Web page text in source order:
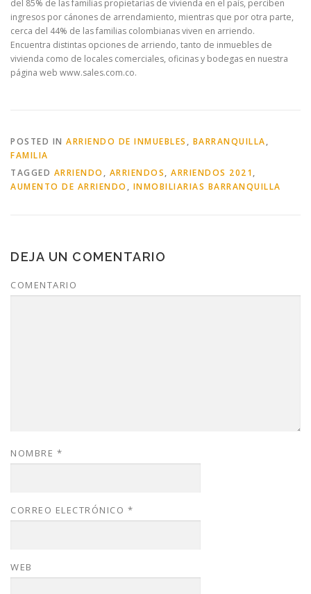
del 85% de las familias propietarias de vivienda en el país, perciben
ingresos por cánones de arrendamiento, mientras que por otra parte,
cerca del 44% de las familias colombianas viven en arriendo.
Encuentra distintas opciones de arriendo, tanto de inmuebles de
vivienda como de locales comerciales, oficinas y bodegas en nuestra
página web www.sales.com.co.
POSTED IN ARRIENDO DE INMUEBLES , BARRANQUILLA,
FAMILIA
TAGGED ARRIENDO , ARRIENDOS, ARRIENDOS 2021,
AUMENTO DE ARRIENDO , INMOBILIARIAS BARRANQUILLA
DEJA UN COMENTARIO
COMENTARIO
NOMBRE *
CORREO ELECTRÓNICO *
WEB